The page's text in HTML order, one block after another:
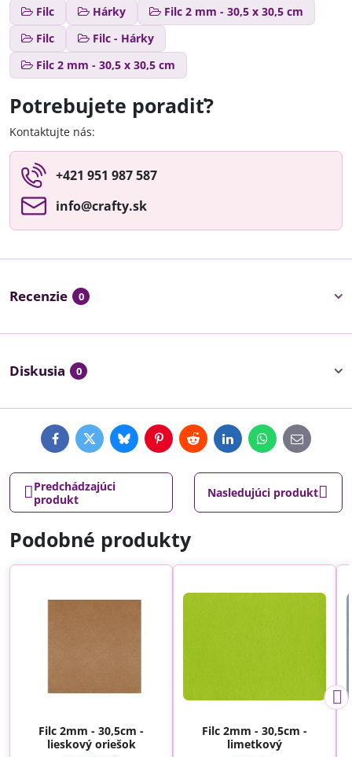
Filc
Hárky
Filc 2 mm - 30,5 x 30,5 cm
Filc
Filc - Hárky
Filc 2 mm - 30,5 x 30,5 cm
Potrebujete poradiť?
Kontaktujte nás:
+421 951 987 587
info​@crafty​.sk
Recenzie 0
Diskusia 0
FacebookTwitterBlueskyPinterestRedditLinkedInWhatsApp
E-
mail
Predchádzajúci
produkt
Nasledujúci produkt
Podobné produkty
Filc 2mm - 30,5cm -
lieskový oriešok
Filc 2mm - 30,5cm -
limetkový